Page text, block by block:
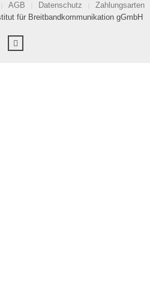
AGB Datenschutz
Zahlungsarten
für Breitbandkommunikation gGmbH